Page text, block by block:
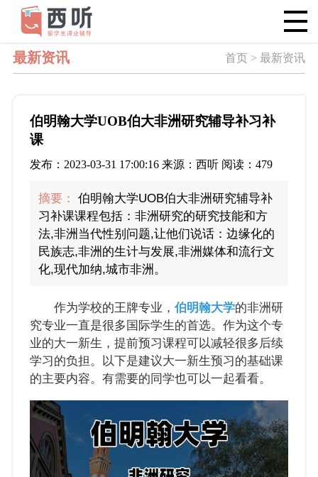
最新资讯 首页 > 最新资讯
伯明翰大学UOB伯大非洲研究辅导补习补
课
发布：2023-03-31 17:00:16 来源：西听 阅读：479
摘要：
伯明翰大学UOB伯大非洲研究辅导补
习补课课程包括：非洲研究的研究技能和方
法,非洲当代性别问题,让他们说话：边缘化的
民族志,非洲的生计与发展,非洲媒体和流行文
化,现代加纳,城市非洲。
作为学校的王牌专业， 伯明翰大学的非洲研
究专业一直是很多国际学生的首选。作为这个专
业的大一新生，提前预习课程可以减轻很多后续
学习的负担。以下是建议大一新生预习的基础课
的主要内容。有需要的同学也可以一起看看。